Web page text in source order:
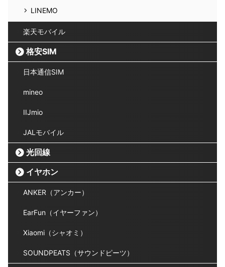
LINEMO
楽天モバイル
格安SIM
日本通信SIM
mineo
IIJmio
JALモバイル
光回線
イヤホン
ANKER（アンカー）
EarFun（イヤーファン）
Xiaomi（シャオミ）
SOUNDPEATS（サウンドピーツ）